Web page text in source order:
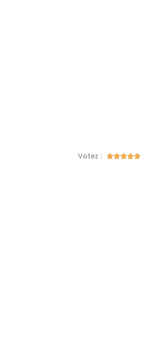
Votez : 